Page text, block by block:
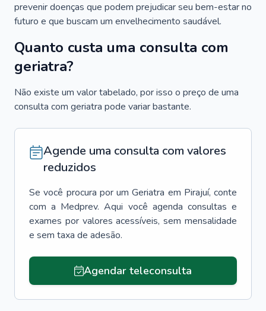
prevenir doenças que podem prejudicar seu bem-estar no
futuro e que buscam um envelhecimento saudável.
Quanto custa uma consulta com
geriatra?
Não existe um valor tabelado, por isso o preço de uma
consulta com geriatra pode variar bastante.
Agende uma consulta com valores
reduzidos
Se você procura por um Geriatra em Pirajuí, conte
com a Medprev. Aqui você agenda consultas e
exames por valores acessíveis, sem mensalidade
e sem taxa de adesão.
Agendar teleconsulta